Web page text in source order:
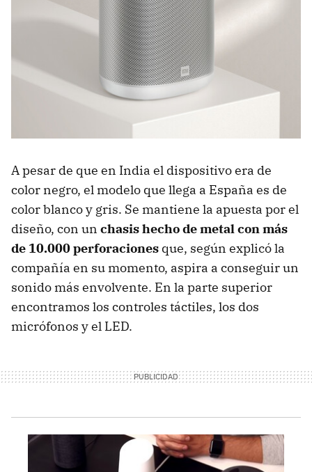
A pesar de que en India el dispositivo era de
color negro, el modelo que llega a España es de
color blanco y gris. Se mantiene la apuesta por el
diseño, con un chasis hecho de metal con más
de 10.000 perforaciones que, según explicó la
compañía en su momento, aspira a conseguir un
sonido más envolvente. En la parte superior
encontramos los controles táctiles, los dos
micrófonos y el LED.